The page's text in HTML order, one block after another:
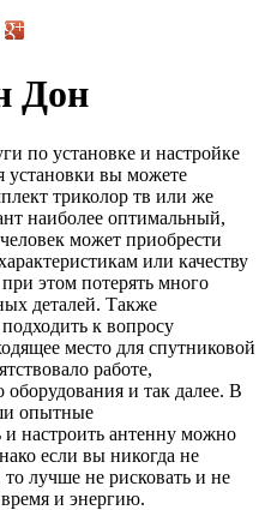
Дон
по установке и настройке
установки вы можете
триколор тв или же
наиболее оптимальный,
может приобрести
или качеству
этом потерять много
деталей. Также
к вопросу
место для спутниковой
работе,
и так далее. В
опытные
и настроить антенну можно
если вы никогда не
лучше не рисковать и не
и энергию.